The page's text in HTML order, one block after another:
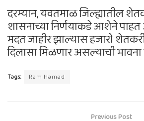
दरम्यान, यवतमाळ जिल्ह्यातील
शासनाच्या निर्णयाकडे आशेने
मदत जाहीर झाल्यास हजारो
दिलासा मिळणार असल्याची
Tags: Ram Hamad
Previous Post